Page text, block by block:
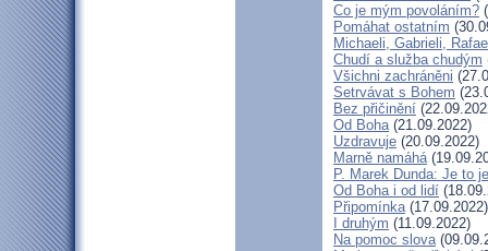
Co je mým povoláním?
Pomáhat ostatním
Michaeli, Gabrieli,
Chudí a služba chudým
Všichni zachráněni
Setrvávat s Bohem
Bez přičinění
Od Boha(21.09.2022)
Uzdravuje (20.09.2022)
Marně namáhá
P. Marek Dunda: Je to
Od Boha i od lidí
Připomínka(17.09.2022)
I druhým (11.09.2022)
Na pomoc slova